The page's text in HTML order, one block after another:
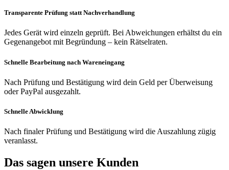
Transparente Prüfung statt Nachverhandlung
Jedes Gerät wird einzeln geprüft. Bei Abweichungen erhältst du ein
Gegenangebot mit Begründung – kein Rätselraten.
Schnelle Bearbeitung nach Wareneingang
Nach Prüfung und Bestätigung wird dein Geld per Überweisung
oder PayPal ausgezahlt.
Schnelle Abwicklung
Nach finaler Prüfung und Bestätigung wird die Auszahlung zügig
veranlasst.
Das sagen unsere Kunden